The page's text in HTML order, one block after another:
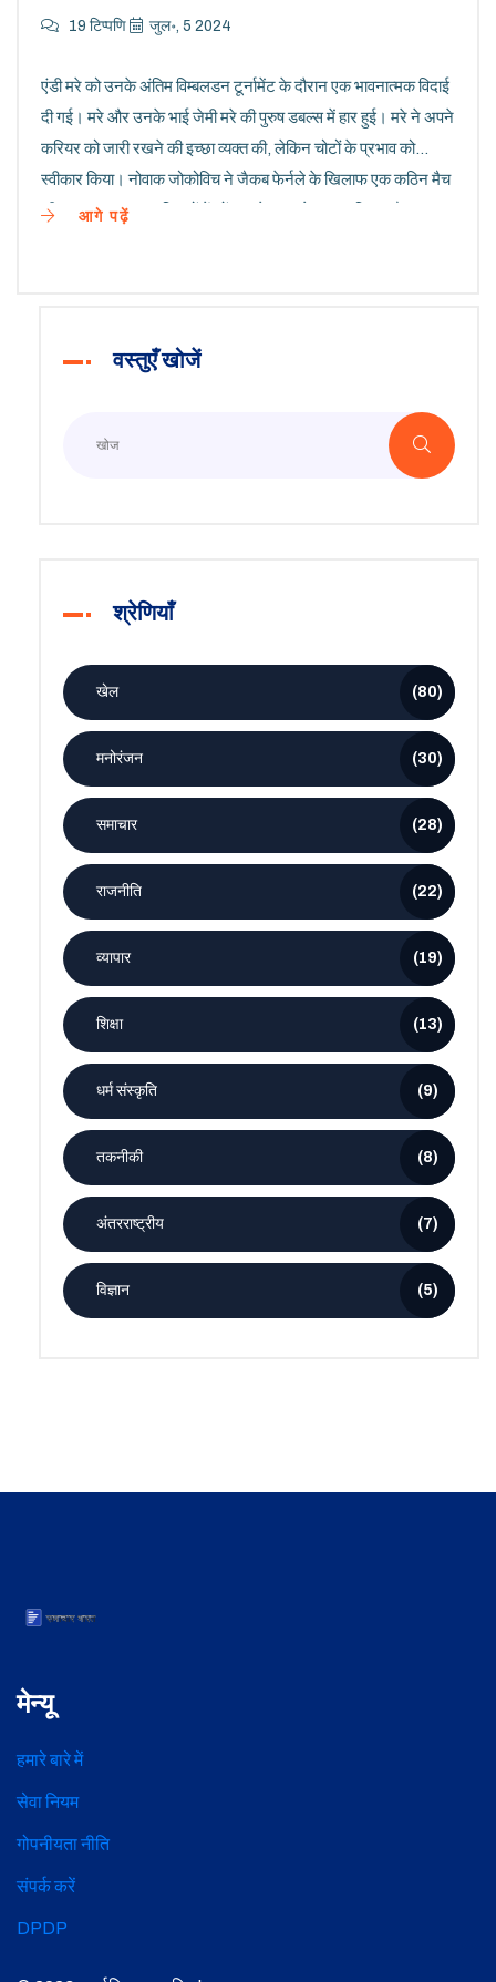
19 टिप्पणि जुल॰, 5 2024
एंडी मरे को उनके अंतिम विम्बलडन टूर्नामेंट के दौरान एक भावनात्मक विदाई
दी गई। मरे और उनके भाई जेमी मरे की पुरुष डबल्स में हार हुई। मरे ने अपने
करियर को जारी रखने की इच्छा व्यक्त की, लेकिन चोटों के प्रभाव को
स्वीकार किया। नोवाक जोकोविच ने जैकब फेर्नले के खिलाफ एक कठिन मैच
जीता। अन्य प्रमुख परिणामों में ओंस जाबेउर, एलेना रयबाकिना और
आगे पढ़ें
वस्तुएँ खोजें
श्रेणियाँ
खेल (80)
मनोरंजन (30)
समाचार (28)
राजनीति (22)
व्यापार (19)
शिक्षा (13)
धर्म संस्कृति (9)
तकनीकी (8)
अंतरराष्ट्रीय (7)
विज्ञान (5)
मेन्यू
हमारे बारे में
सेवा नियम
गोपनीयता नीति
संपर्क करें
DPDP